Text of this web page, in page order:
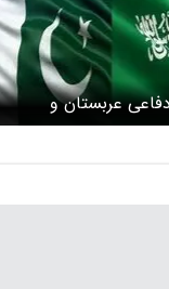
عربستان و
گسترش می‌یابد